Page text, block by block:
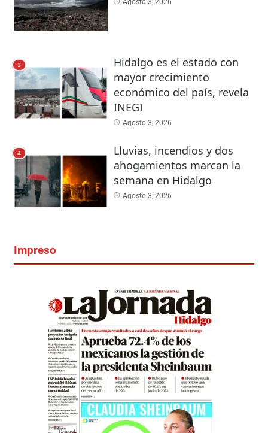
Agosto 3, 2026
3
Hidalgo es el estado con
mayor crecimiento
económico del país, revela
INEGI
Agosto 3, 2026
4
Lluvias, incendios y dos
ahogamientos marcan la
semana en Hidalgo
Agosto 3, 2026
Impreso